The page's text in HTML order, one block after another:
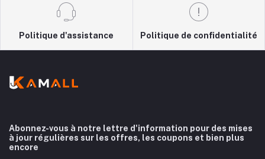
Politique d'assistance Politique de confidentialité
Abonnez-vous à notre lettre d'information pour des mises
à jour régulières sur les offres, les coupons et bien plus
encore